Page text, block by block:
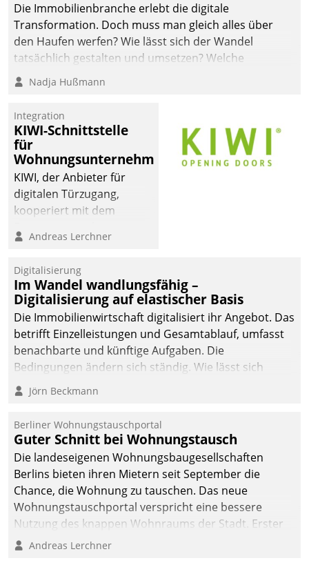
Die Immobilienbranche erlebt die digitale
Transformation. Doch muss man gleich alles über
den Haufen werfen? Wie lässt sich der Wandel
tatsächlich gestalten und umsetzen? Welche
Argumente zählen wirklich?
Nadja Hußmann
Integration
KIWI-Schnittstelle
für
Wohnungsunternehmen
KIWI, der Anbieter für
digitalen Türzugang,
kooperiert mit dem
Softwareentwicklungshaus
Andreas Lerchner
Digitalisierung
Im Wandel wandlungsfähig –
Digitalisierung auf elastischer Basis
Die Immobilienwirtschaft digitalisiert ihr Angebot. Das
betrifft Einzelleistungen und Gesamtablauf, umfasst
benachbarte und künftige Aufgaben. Die
Bedingungen ändern sich ständig. Wie lässt sich
technisch die Kontrolle wahren und zugleich Freiraum
fürs Wachsen öffnen?
Jörn Beckmann
Berliner Wohnungstauschportal
Guter Schnitt bei Wohnungstausch
Die landeseigenen Wohnungsbaugesellschaften
Berlins bieten ihren Mietern seit September die
Chance, die Wohnung zu tauschen. Das neue
Wohnungstauschportal verspricht eine bessere
Nutzung des knappen Wohnraums der Stadt. Erster
Anwendungsfall für Datatrains Lösung API-Hub mit
Andreas Lerchner